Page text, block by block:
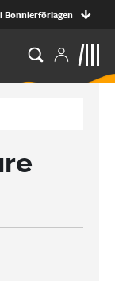
Bonnierförlagen